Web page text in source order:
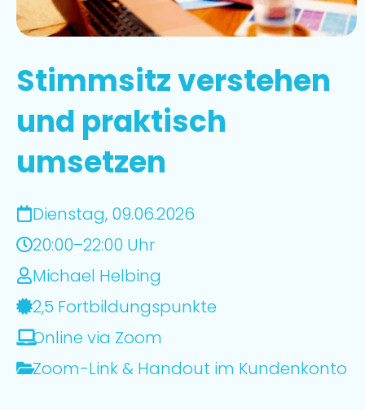
Stimmsitz verstehen
und praktisch
umsetzen
Dienstag, 09.06.2026
20:00–22:00 Uhr
Michael Helbing
2,5 Fortbildungspunkte
Online via Zoom
Zoom-Link & Handout im Kundenkonto